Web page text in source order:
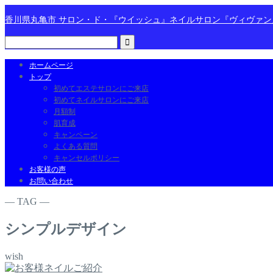
香川県丸亀市 サロン・ド・『ウイッシュ』ネイルサロン『ヴィヴァ
ホームページ
トップ
初めてエステサロンにご来店
初めてネイルサロンにご来店
月額制
肌育成
キャンペーン
よくある質問
キャンセルポリシー
お客様の声
お問い合わせ
― TAG ―
シンプルデザイン
wish